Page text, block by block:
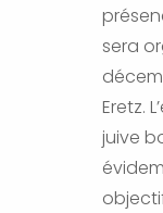
sera
Eretz.
juive